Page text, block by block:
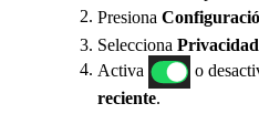
Presiona
Selecciona
Activa
o
reciente.